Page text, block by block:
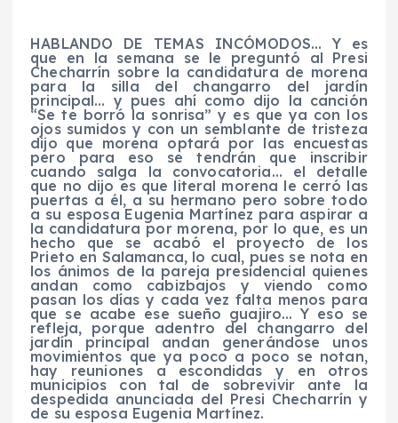
HABLANDO DE TEMAS INCÓMODOS… Y es
que en la semana se le preguntó al Presi
Checharrín sobre la candidatura de morena
para la silla del changarro del jardín
principal… y pues ahí como dijo la canción
“Se te borró la sonrisa” y es que ya con los
ojos sumidos y con un semblante de tristeza
dijo que morena optará por las encuestas
pero para eso se tendrán que inscribir
cuando salga la convocatoria… el detalle
que no dijo es que literal morena le cerró las
puertas a él, a su hermano pero sobre todo
a su esposa Eugenia Martínez para aspirar a
la candidatura por morena, por lo que, es un
hecho que se acabó el proyecto de los
Prieto en Salamanca, lo cual, pues se nota en
los ánimos de la pareja presidencial quienes
andan como cabizbajos y viendo como
pasan los días y cada vez falta menos para
que se acabe ese sueño guajiro… Y eso se
refleja, porque adentro del changarro del
jardín principal andan generándose unos
movimientos que ya poco a poco se notan,
hay reuniones a escondidas y en otros
municipios con tal de sobrevivir ante la
despedida anunciada del Presi Checharrín y
de su esposa Eugenia Martínez.